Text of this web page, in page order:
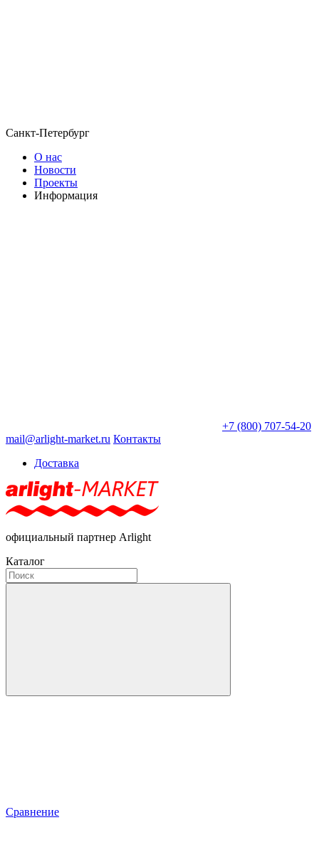
Санкт-Петербург
О нас
Новости
Проекты
Информация
+7 (800) 707-54-20
mail@arlight-market.ru Контакты
Доставка
официальный партнер Arlight
Каталог
Сравнение